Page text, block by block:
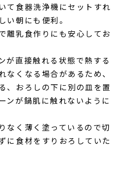
て食器洗浄機にセットすれ
い朝にも便利。
離乳食作りにも安心してお
が直接触れる状態で熱する
なくなる場合があるため、
、おろしの下に別の皿を置
ンが鍋肌に触れないように
なく薄く塗っているので切
に食材をすりおろしていた